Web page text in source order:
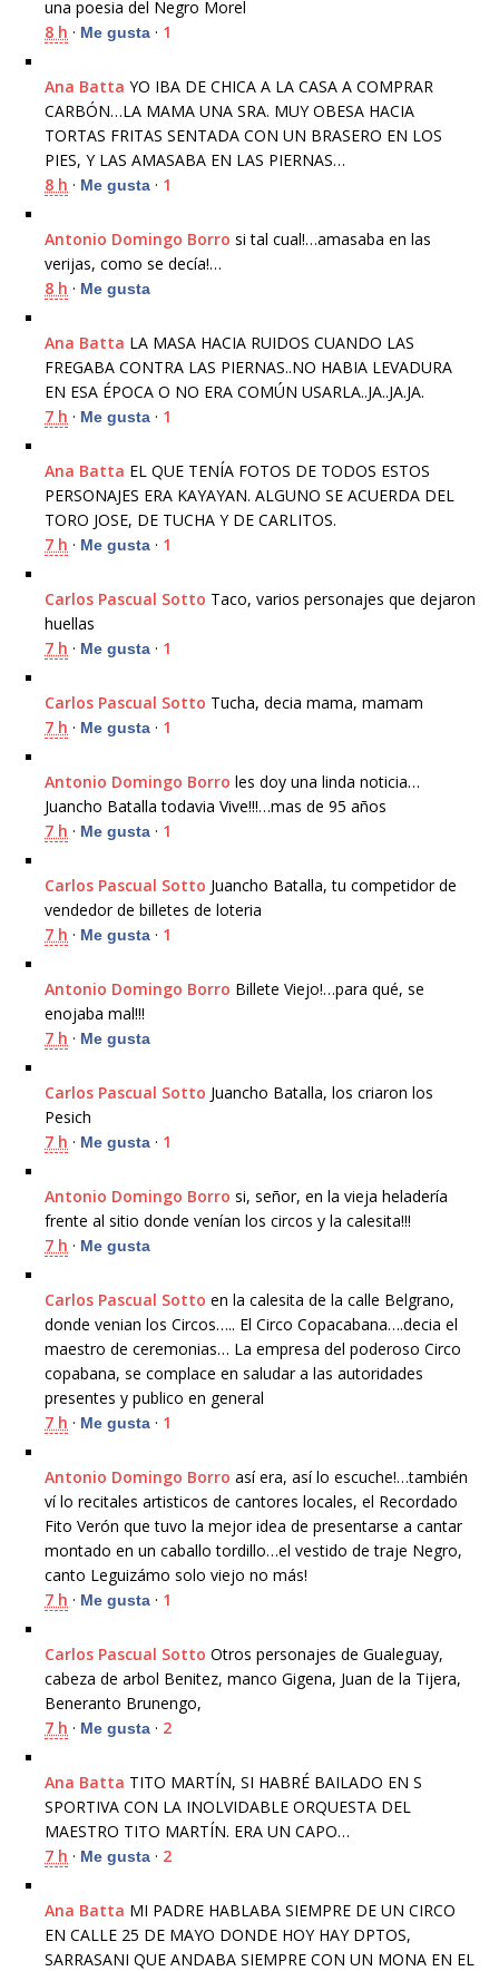
una poesia del Negro Morel
8 h · Me gusta · 1
Ana Batta YO IBA DE CHICA A LA CASA A COMPRAR
CARBÓN…LA MAMA UNA SRA. MUY OBESA HACIA
TORTAS FRITAS SENTADA CON UN BRASERO EN LOS
PIES, Y LAS AMASABA EN LAS PIERNAS…
8 h · Me gusta · 1
Antonio Domingo Borro si tal cual!…amasaba en las
verijas, como se decía!…
8 h · Me gusta
Ana Batta LA MASA HACIA RUIDOS CUANDO LAS
FREGABA CONTRA LAS PIERNAS..NO HABIA LEVADURA
EN ESA ÉPOCA O NO ERA COMÚN USARLA..JA..JA.JA.
7 h · Me gusta · 1
Ana Batta EL QUE TENÍA FOTOS DE TODOS ESTOS
PERSONAJES ERA KAYAYAN. ALGUNO SE ACUERDA DEL
TORO JOSE, DE TUCHA Y DE CARLITOS.
7 h · Me gusta · 1
Carlos Pascual Sotto Taco, varios personajes que dejaron
huellas
7 h · Me gusta · 1
Carlos Pascual Sotto Tucha, decia mama, mamam
7 h · Me gusta · 1
Antonio Domingo Borro les doy una linda noticia…
Juancho Batalla todavia Vive!!!…mas de 95 años
7 h · Me gusta · 1
Carlos Pascual Sotto Juancho Batalla, tu competidor de
vendedor de billetes de loteria
7 h · Me gusta · 1
Antonio Domingo Borro Billete Viejo!…para qué, se
enojaba mal!!!
7 h · Me gusta
Carlos Pascual Sotto Juancho Batalla, los criaron los
Pesich
7 h · Me gusta · 1
Antonio Domingo Borro si, señor, en la vieja heladería
frente al sitio donde venían los circos y la calesita!!!
7 h · Me gusta
Carlos Pascual Sotto en la calesita de la calle Belgrano,
donde venian los Circos….. El Circo Copacabana….decia el
maestro de ceremonias… La empresa del poderoso Circo
copabana, se complace en saludar a las autoridades
presentes y publico en general
7 h · Me gusta · 1
Antonio Domingo Borro así era, así lo escuche!…también
ví lo recitales artisticos de cantores locales, el Recordado
Fito Verón que tuvo la mejor idea de presentarse a cantar
montado en un caballo tordillo…el vestido de traje Negro,
canto Leguizámo solo viejo no más!
7 h · Me gusta · 1
Carlos Pascual Sotto Otros personajes de Gualeguay,
cabeza de arbol Benitez, manco Gigena, Juan de la Tijera,
Beneranto Brunengo,
7 h · Me gusta · 2
Ana Batta TITO MARTÍN, SI HABRÉ BAILADO EN S
SPORTIVA CON LA INOLVIDABLE ORQUESTA DEL
MAESTRO TITO MARTÍN. ERA UN CAPO…
7 h · Me gusta · 2
Ana Batta MI PADRE HABLABA SIEMPRE DE UN CIRCO
EN CALLE 25 DE MAYO DONDE HOY HAY DPTOS,
SARRASANI QUE ANDABA SIEMPRE CON UN MONA EN EL